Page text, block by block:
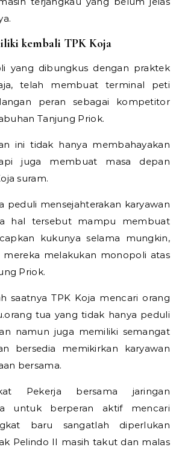
kembali TPK Koja
yang dibungkus dengan praktek
telah membuat terminal peti
peran sebagai kompetitor
Tanjung Priok.
ini tidak hanya membahayakan
juga membuat masa depan
suram.
peduli mensejahterakan karyawan
hal tersebut mampu membuat
kukunya selama mungkin,
melakukan monopoli atas
Priok.
saatnya TPK Koja mencari orang
tua yang tidak hanya peduli
namun juga memiliki semangat
bersedia memikirkan karyawan
bersama.
Pekerja bersama jaringan
untuk berperan aktif mencari
baru sangatlah diperlukan
Pelindo II masih takut dan malas